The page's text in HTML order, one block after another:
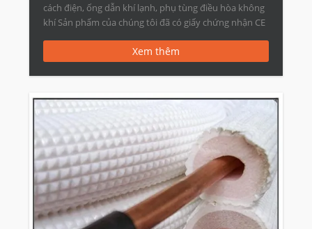
cách điện, ống dẫn khí lạnh, phụ tùng điều hòa không
khí Sản phẩm của chúng tôi đã có giấy chứng nhận CE
Xem thêm